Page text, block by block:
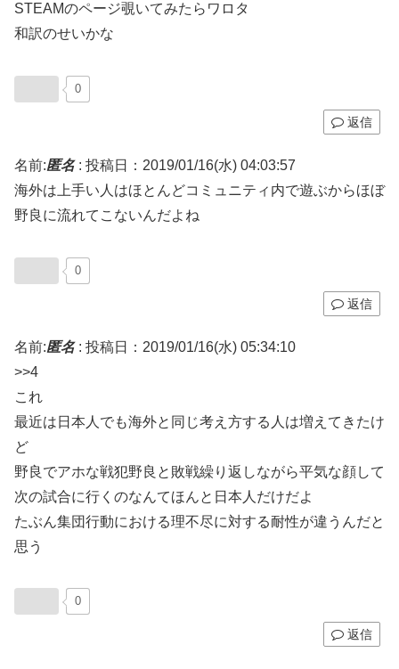
STEAMのページ覗いてみたらワロタ
和訳のせいかな
0
返信
名前:匿名: 投稿日：2019/01/16(水) 04:03:57
海外は上手い人はほとんどコミュニティ内で遊ぶからほぼ
野良に流れてこないんだよね
0
返信
名前:匿名: 投稿日：2019/01/16(水) 05:34:10
>>4
これ
最近は日本人でも海外と同じ考え方する人は増えてきたけ
ど
野良でアホな戦犯野良と敗戦繰り返しながら平気な顔して
次の試合に行くのなんてほんと日本人だけだよ
たぶん集団行動における理不尽に対する耐性が違うんだと
思う
0
返信